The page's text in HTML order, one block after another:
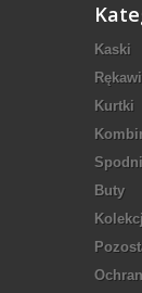
Kaski
Kurtki
Buty